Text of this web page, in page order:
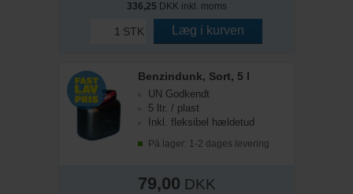
336,25 DKK inkl. moms
STK Læg i kurven
Benzindunk, Sort, 5 l
UN Godkendt
5 ltr. / plast
Inkl. fleksibel hældetud
På lager: 1-2 dages levering
79,00 DKK